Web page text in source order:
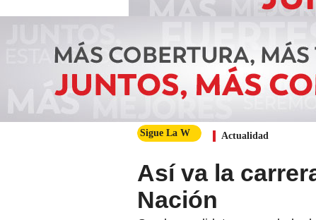
Sigue La W Actualidad
Así va la
Nación